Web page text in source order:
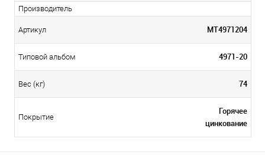
Производитель
Артикул МТ4971204
Типовой альбом 4971-20
Вес (кг) 74
Покрытие
Горячее
цинкование